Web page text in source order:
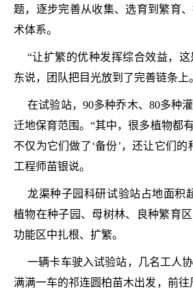
题，逐步完善从收集、选育到繁育
术体系。
“让扩繁的优种发挥综合效益，这
东说，团队把目光放到了完善链条上
在试验站，90多种乔木、80多种
迁地保育范围。“其中，很多植物都
不仅为它们做了‘备份’，还让它们
工程师苗银说。
龙渠种子园科研试验站占地面积
植物在种子园、母树林、良种繁育
功能区中扎根、扩繁。
一辆卡车驶入试验站，几名工人
满满一车的祁连圆柏苗木出发，前